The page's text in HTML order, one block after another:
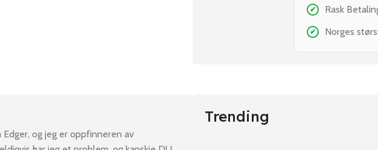
✔ Rask
✔ Norges
og jeg er oppfinneren av
Trending